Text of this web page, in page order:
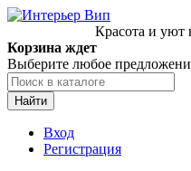
Красота и уют
Корзина ждет
Выберите любое
Найти
Вход
Регистрация